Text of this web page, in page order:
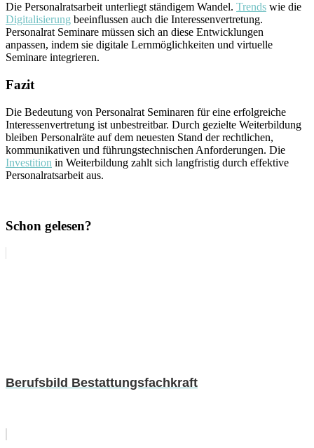
Die Personalratsarbeit unterliegt ständigem Wandel. Trends wie die
Digitalisierung beeinflussen auch die Interessenvertretung.
Personalrat Seminare müssen sich an diese Entwicklungen
anpassen, indem sie digitale Lernmöglichkeiten und virtuelle
Seminare integrieren.
Fazit
Die Bedeutung von Personalrat Seminaren für eine erfolgreiche
Interessenvertretung ist unbestreitbar. Durch gezielte Weiterbildung
bleiben Personalräte auf dem neuesten Stand der rechtlichen,
kommunikativen und führungstechnischen Anforderungen. Die
Investition in Weiterbildung zahlt sich langfristig durch effektive
Personalratsarbeit aus.
Schon gelesen?
Berufsbild Bestattungsfachkraft